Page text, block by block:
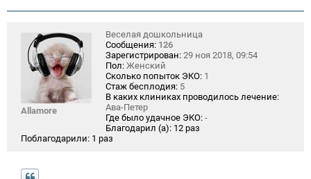
Allamore
Веселая дошкольница
Сообщения: 126
Зарегистрирован: 29 ноя 2018, 09:54
Пол: Женский
Сколько попыток ЭКО: 1
Стаж бесплодия: 5
В каких клиниках проводилось лечение:
Ава-Петер
Где было удачное ЭКО: -
Благодарил (а): 12 раз
Поблагодарили: 1 раз